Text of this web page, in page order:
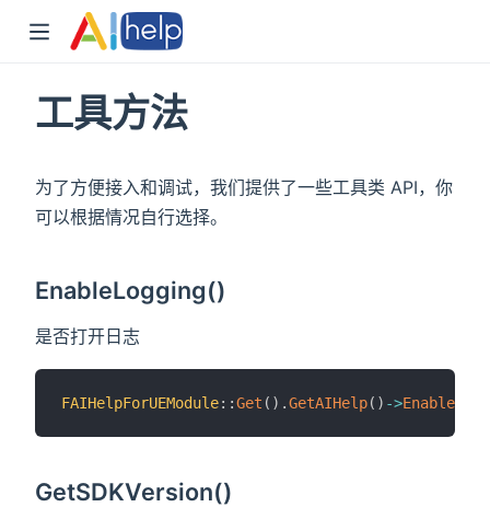
工具方法
为了方便接入和调试，我们提供了一些工具类 API，你
可以根据情况自行选择。
EnableLogging()
是否打开日志
FAIHelpForUEModule::Get ( ) .GetAIHelp( ) ->
GetSDKVersion()